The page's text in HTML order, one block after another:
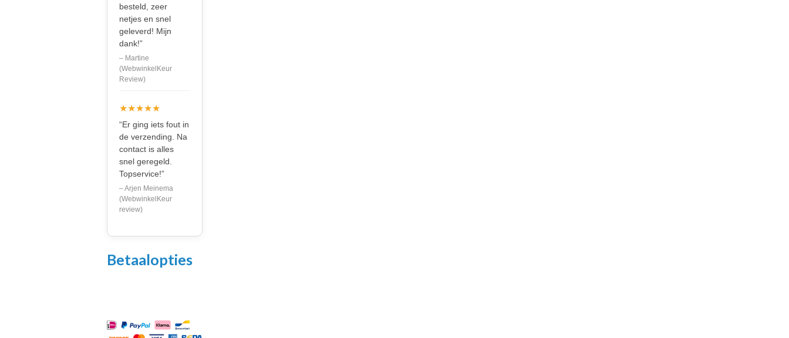
besteld, zeer
netjes en snel
geleverd! Mijn
dank!”
– Martine
(WebwinkelKeur
Review)
★★★★★
“Er ging iets fout in
de verzending. Na
contact is alles
snel geregeld.
Topservice!”
– Arjen Meinema
(WebwinkelKeur
review)
Betaalopties